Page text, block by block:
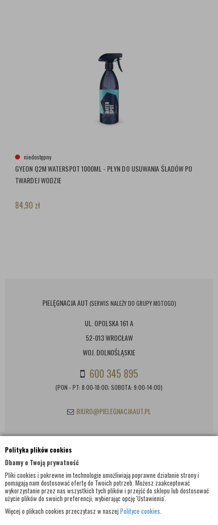
Polityka plików cookies
Dbamy o Twoją prywatność
Pliki cookies i pokrewne im technologie umożliwiają poprawne działanie strony i
pomagają nam dostosować ofertę do Twoich potrzeb. Możesz zaakceptować
wykorzystanie przez nas wszystkich tych plików i przejść do sklepu lub dostosować
użycie plików do swoich preferencji, wybierając opcję 'Ustawienia'.
Więcej o plikach cookies przeczytasz w naszej Polityce cookies.
niedostępny
GYEON Q2M WATERSPOT 1000ML - PŁYN DO USUWANIA ŚLADÓW PO
TWARDEJ WODZIE
84,90 zł
PIELĘGNACJA AUT (SERWIS NALEŻY DO GRUPY MOTOGO)
UL. OPOLSKA 161 A
52-013 WROCŁAW
WOJ. DOLNOŚLĄSKIE
600 345 895
(PON - PT: 8:00-18:00; SOBOTA: 9:00-14:00)
BIURO@PIELEGNACJAAUT.PL
INFORMACJE KONTAKTOWE